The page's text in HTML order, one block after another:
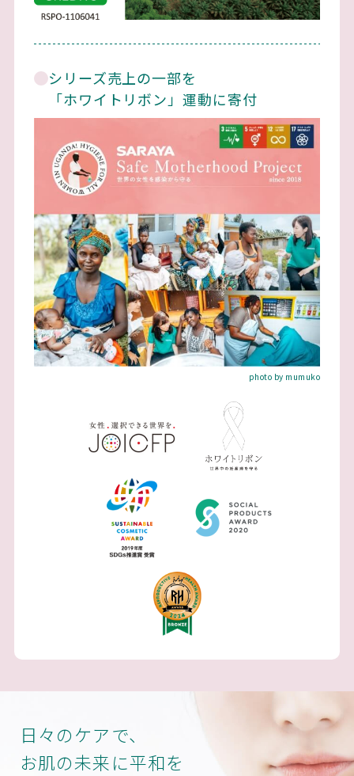
シリーズ売上の一部を
「ホワイトリボン」運動に寄付
photo by mumuko
日々のケアで、
お肌の未来に平和を